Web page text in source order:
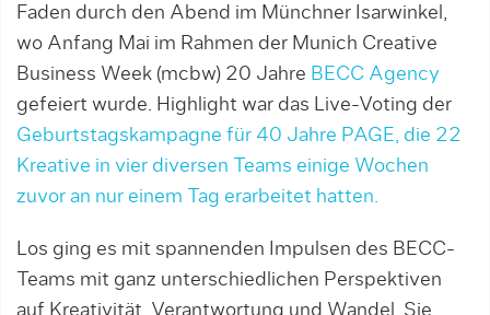
Faden durch den Abend im Münchner Isarwinkel,
wo Anfang Mai im Rahmen der Munich Creative
Business Week (mcbw) 20 Jahre BECC Agency
gefeiert wurde. Highlight war das Live-Voting der
Geburtstagskampagne für 40 Jahre PAGE, die 22
Kreative in vier diversen Teams einige Wochen
zuvor an nur einem Tag erarbeitet hatten.
Los ging es mit spannenden Impulsen des BECC-
Teams mit ganz unterschiedlichen Perspektiven
auf Kreativität, Verantwortung und Wandel. Sie